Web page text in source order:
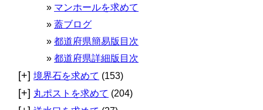
マンホールを求めて
蓋ブログ
都道府県簡易版目次
都道府県詳細版目次
[+] 境界石を求めて (153)
[+] 丸ポストを求めて (204)